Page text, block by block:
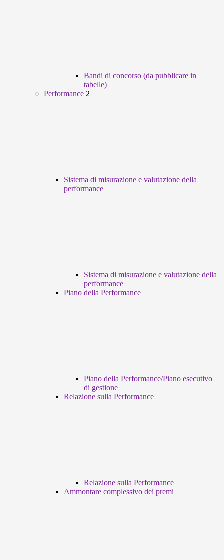
Bandi di concorso (da pubblicare in
tabelle)
Performance 2
Sistema di misurazione e valutazione della
performance
Sistema di misurazione e valutazione della
performance
Piano della Performance
Piano della Performance/Piano esecutivo
di gestione
Relazione sulla Performance
Relazione sulla Performance
Ammontare complessivo dei premi